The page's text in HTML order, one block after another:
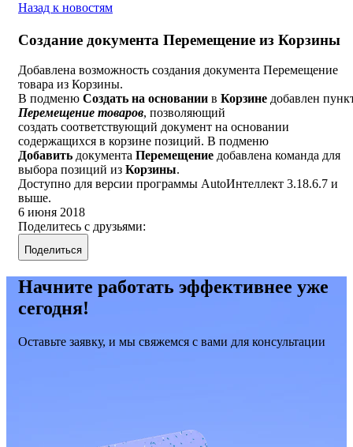
Назад к новостям
Создание документа Перемещение из Корзины
Добавлена возможность создания документа Перемещение
товара из Корзины.
В подменю Создать на основании в Корзине добавлен
Перемещение товаров, позволяющий
создать соответствующий документ на основании
содержащихся в корзине позиций. В подменю
Добавить документа Перемещение добавлена команда для
выбора позиций из Корзины.
Доступно для версии программы AutoИнтеллект 3.18.6.7 и
выше.
6 июня 2018
Поделитесь с друзьями:
Поделиться
Начните работать эффективнее уже
сегодня!
Оставьте заявку, и мы свяжемся с вами для консультации